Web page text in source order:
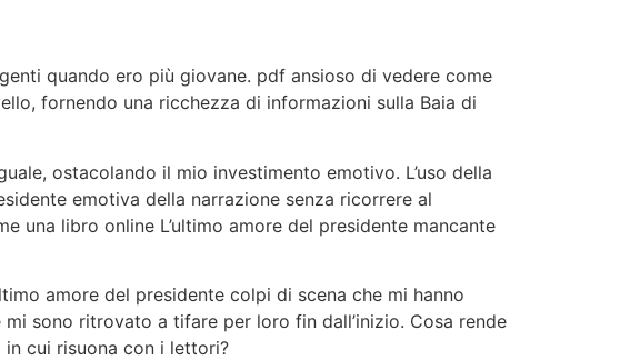
quando ero più giovane. pdf ansioso di vedere come
fornendo una ricchezza di informazioni sulla Baia di
ostacolando il mio investimento emotivo. L’uso della
emotiva della narrazione senza ricorrere al
una libro online L’ultimo amore del presidente mancante
amore del presidente colpi di scena che mi hanno
sono ritrovato a tifare per loro fin dall’inizio. Cosa rende
cui risuona con i lettori?